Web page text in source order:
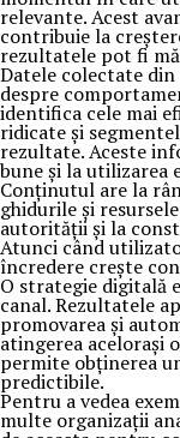
relevante. Acest
contribuie la
rezultatele pot fi
Datele colectate
despre
identifica cele mai
ridicate și
rezultate. Aceste
bune și la utilizarea
Conținutul are la
ghidurile și
autorității și la
Atunci când
încredere crește
O strategie digitală
canal. Rezultatele
promovarea și
atingerea acelorași
permite obținerea
predictibile.
Pentru a vedea
multe organizații